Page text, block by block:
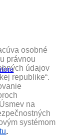
osobné
právnou
údajov
republike“.
na
systémom
tu.